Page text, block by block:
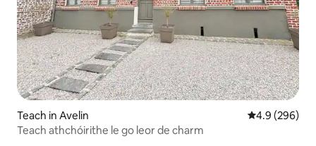
Teach in Avelin Meánrátáil
4.9 (296)
Teach athchóirithe le go leor de charm